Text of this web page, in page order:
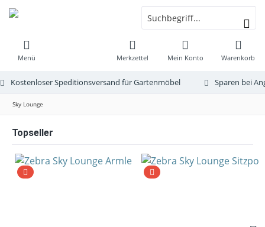
Menü Warenkorb
Merkzettel Mein Konto
Kostenloser Speditionsversand für Gartenmöbel Sparen bei
Sky Lounge
Topseller